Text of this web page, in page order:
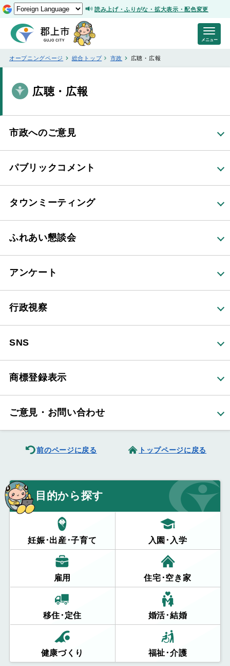
読み上げ・ふりがな・拡大表示・配色変更
オープニングページ 総合トップ 市政 広聴・広報
広聴・広報
市政へのご意見
パブリックコメント
タウンミーティング
ふれあい懇談会
アンケート
行政視察
SNS
商標登録表示
ご意見・お問い合わせ
前のページに戻る トップページに戻る
目的から探す
妊娠･出産･子育て 入園･入学
雇用 住宅･空き家
移住･定住 婚活･結婚
健康づくり 福祉･介護
メニュー